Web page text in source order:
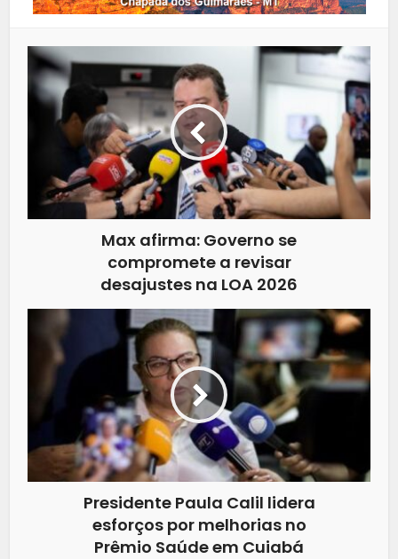
Max afirma: Governo se
compromete a revisar
desajustes na LOA 2026
Presidente Paula Calil lidera
esforços por melhorias no
Prêmio Saúde em Cuiabá